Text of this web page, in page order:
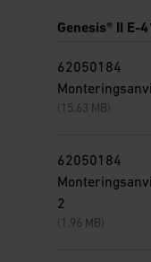
Genesis® II E-
62050184
(15.63 MB)
62050184
2
(1.96 MB)